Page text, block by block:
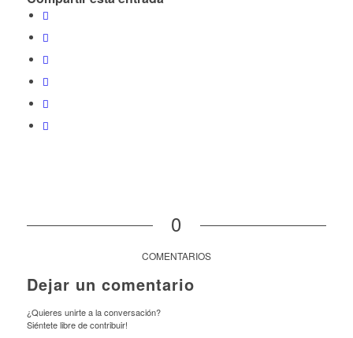
0
COMENTARIOS
Dejar un comentario
¿Quieres unirte a la conversación?
Siéntete libre de contribuir!